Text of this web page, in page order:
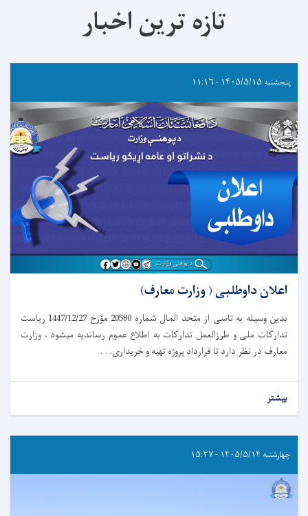
تازه ترین اخبار
پنجشنبه ۱۴۰۵/۵/۱۵ - ۱۱:۱۶
اعلان داوطلبی ( وزارت معارف)
بدین وسیله به تاسی از متحد المال شماره 20580 مؤرخ 1447/12/27 ریاست
تدارکات ملی و طرزالعمل تدارکات به اطلاع عموم رساندیه میشود ، وزارت
معارف در نظر دارد تا قرارداد پروژه تهیه و خریداری. . .
بیشتر
چهارشنبه ۱۴۰۵/۵/۱۴ - ۱۵:۳۷